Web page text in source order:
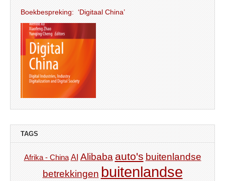
Boekbespreking: ‘Digitaal China’
TAGS
Afrika - China AI Alibaba auto's buitenlandse
betrekkingen buitenlandse